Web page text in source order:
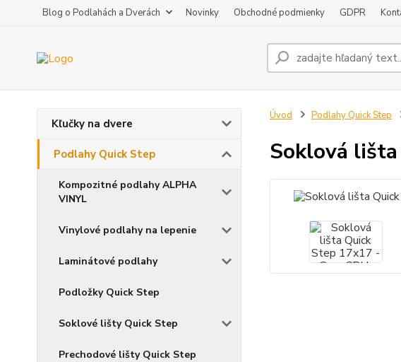
Blog o Podlahách a Dverách Novinky Obchodné podmienky GDPR
Kľučky na dvere
Podlahy Quick Step
Kompozitné podlahy ALPHA
VINYL
Vinylové podlahy na lepenie
Laminátové podlahy
Podložky Quick Step
Soklové lišty Quick Step
Prechodové lišty Quick Step
Úvod Podlahy Quick Step
Soklová